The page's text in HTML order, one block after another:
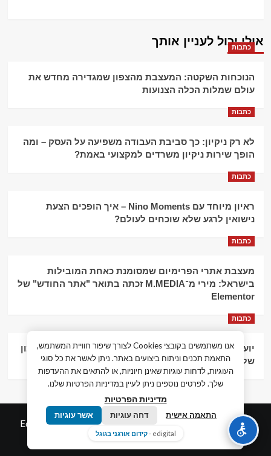
אולי יכול לעניין אותך
כתבות
הנוכחות השקטה: המעצבת מהצפון שמגדירה מחדש את
עולם שמלות הכלה הצנועות
כתבות
לא רק ניקיון: כך סביבת העבודה משפיעה על העסק – ומה
הופך שירות ניקיון משרדים למקצועי באמת?
כתבות
ראיון מיוחד עם Nino Moments – איך הופכים הצעת
נישואין לרגע שלא שוכחים לעולם?
כתבות
מעצבת אתרי הפרימיום שמסומנת כאחת המובילות
בישראל: מירי מ־M.MEDIA זכתה בתואר "אתר החודש" של
Elementor
כתבות
יועץ עסקי וליווי פיננסי – הדרך לצמיחה כלכלית וניהול נכון
של העסק
© כל הזכויות שמורות חדשות המאה ה-21 |
Edigital.co.ilby
אלימלך דיגיטל.
אנו משתמשים בקובצי Cookies לצורך שיפור חוויית המשתמש,
התאמת תכנים וניתוח ביצועים באתר. ניתן לאשר את כל סוגי
העוגיות, לדחות עוגיות שאינן חיוניות, או להתאים את ההעדפות
שלך. לפרטים נוספים ניתן לעיין במדיניות הפרטיות שלנו.
מדיניות הפרטיות
התאמה אישית דחה עוגיות אשר עוגיות
edigital - קידום אורגני בגוגל